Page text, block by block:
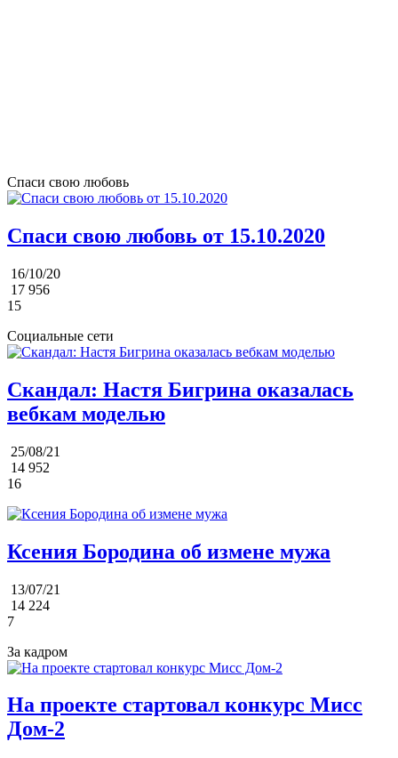
Спаси свою любовь
Спаси свою любовь от 15.10.2020
16/10/20
17 956
15
Социальные сети
Скандал: Настя Бигрина оказалась
вебкам моделью
25/08/21
14 952
16
Ксения Бородина об измене мужа
13/07/21
14 224
7
За кадром
На проекте стартовал конкурс Мисс
Дом-2